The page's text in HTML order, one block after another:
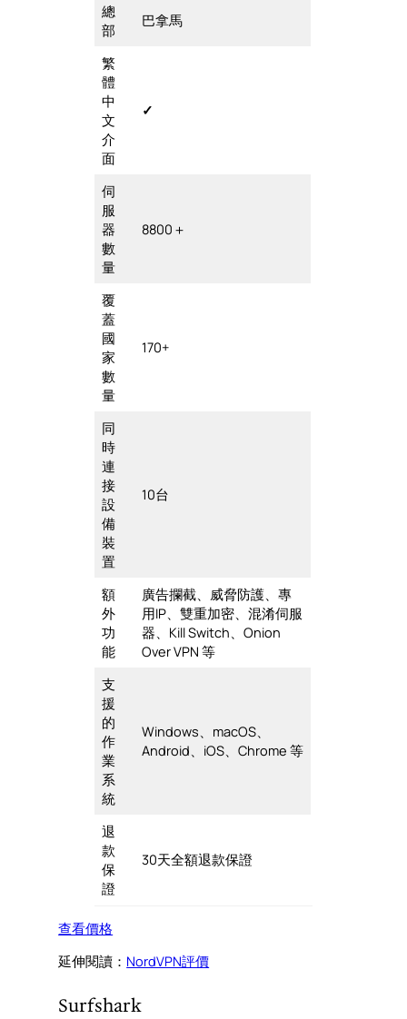
總
部
巴拿馬
繁
體
中
文
介
面
✓
伺
服
器
數
量
8800＋
覆
蓋
國
家
數
量
170+
同
時
連
接
設
備
裝
置
10台
額
外
功
能
廣告攔截、威脅防護、專
用IP、雙重加密、混淆伺服
器、Kill Switch、Onion
Over VPN 等
支
援
的
作
業
系
統
Windows、macOS、
Android、iOS、Chrome 等
退
款
保
證
30天全額退款保證
查看價格
延伸閱讀： NordVPN評價
Surfshark